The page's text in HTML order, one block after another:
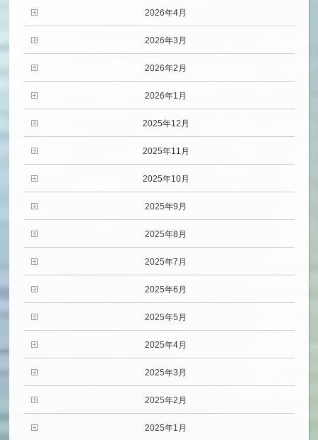
2026年4月
2026年3月
2026年2月
2026年1月
2025年12月
2025年11月
2025年10月
2025年9月
2025年8月
2025年7月
2025年6月
2025年5月
2025年4月
2025年3月
2025年2月
2025年1月